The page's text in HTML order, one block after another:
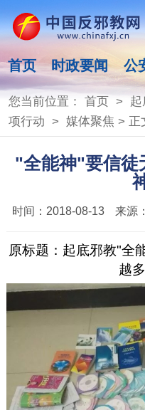
首页 时政要闻 公
您当前位置： 首页> 起
项行动 > 媒体聚焦 > 正
"全能神"要信徒
时间： 2018-08-13 来源：
原标题：起底邪教"全
越